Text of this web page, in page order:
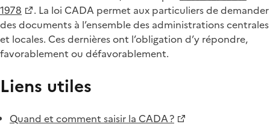
1978
. La loi CADA permet aux particuliers de demander
des documents à l’ensemble des administrations centrales
et locales. Ces dernières ont l’obligation d’y répondre,
favorablement ou défavorablement.
Liens utiles
Quand et comment saisir la CADA ?